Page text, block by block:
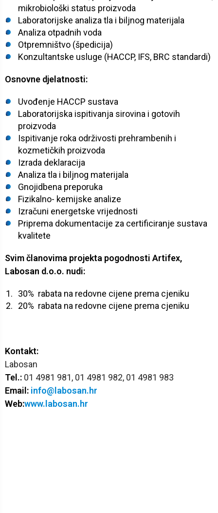
mikrobiološki status proizvoda
Laboratorijske analiza tla i biljnog materijala
Analiza otpadnih voda
Otpremništvo (špedicija)
Konzultantske usluge (HACCP, IFS, BRC standardi)
Osnovne djelatnosti:
Uvođenje HACCP sustava
Laboratorijska ispitivanja sirovina i gotovih
proizvoda
Ispitivanje roka održivosti prehrambenih i
kozmetičkih proizvoda
Izrada deklaracija
Analiza tla i biljnog materijala
Gnojidbena preporuka
Fizikalno- kemijske analize
Izračuni energetske vrijednosti
Priprema dokumentacije za certificiranje sustava
kvalitete
Svim članovima projekta pogodnosti Artifex,
Labosan d.o.o. nudi:
30% rabata na redovne cijene prema cjeniku
20% rabata na redovne cijene prema cjeniku
Kontakt:
Labosan
Tel.: 01 4981 981, 01 4981 982, 01 4981 983
Email: info@labosan.hr
Web:www.labosan.hr